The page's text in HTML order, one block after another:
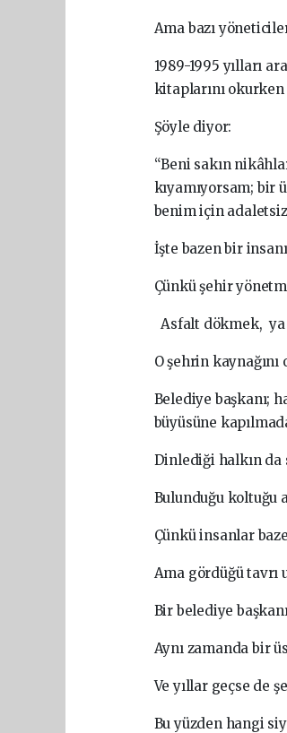
Ama bazı
1989-1995 yılları
kitaplarını
Şöyle diyor:
“Beni sakın
kıyamıyorsam; bir
benim için
İşte bazen bir
Çünkü şehir
Asfalt dökmek,
O şehrin
Belediye başkanı;
büyüsüne
Dinlediği halkın da
Bulunduğu koltuğu
Çünkü insanlar
Ama gördüğü tavrı
Bir belediye
Aynı zamanda bir
Ve yıllar geçse de
Bu yüzden hangi